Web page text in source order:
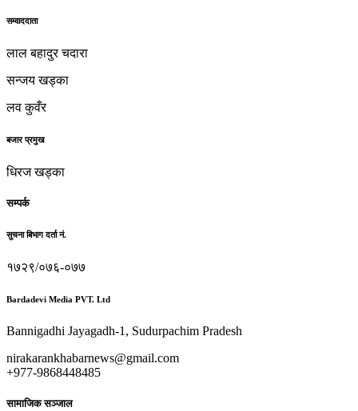
सम्वाददाता
लाल बहादुर चदारा
सन्जय खड्का
लव कुवँर
बजार प्रमुख
धिरज खड्का
सम्पर्क
सुचना बिभाग दर्ता नं.
१७२९/०७६-०७७
Bardadevi Media PVT. Ltd
Bannigadhi Jayagadh-1, Sudurpachim Pradesh
nirakarankhabarnews@gmail.com
+977-9868448485
सामाजिक सञ्जाल